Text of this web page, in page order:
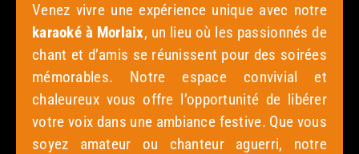
Venez vivre une expérience unique avec notre
karaoké à Morlaix, un lieu où les passionnés de
chant et d’amis se réunissent pour des soirées
mémorables. Notre espace convivial et
chaleureux vous offre l’opportunité de libérer
votre voix dans une ambiance festive. Que vous
soyez amateur ou chanteur aguerri, notre